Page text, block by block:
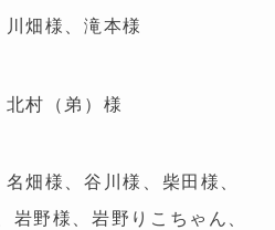
畑様、滝本様
村（弟）様
畑様、谷川様、柴田様、
岩野様、岩野りこちゃん、